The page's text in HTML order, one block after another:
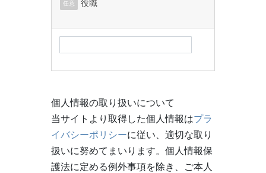
任意 役職
個人情報の取り扱いについて
当サイトより取得した個人情報はプラ
イバシーポリシーに従い、適切な取り
扱いに努めてまいります。個人情報保
護法に定める例外事項を除き、ご本人